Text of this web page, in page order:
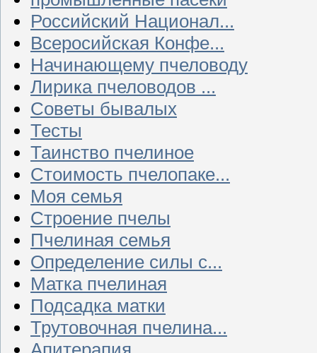
Российский Национал...
Всеросийская Конфе...
Начинающему пчеловоду
Лирика пчеловодов ...
Советы бывалых
Тесты
Таинство пчелиное
Стоимость пчелопаке...
Моя семья
Строение пчелы
Пчелиная семья
Определение силы с...
Матка пчелиная
Подсадка матки
Трутовочная пчелина...